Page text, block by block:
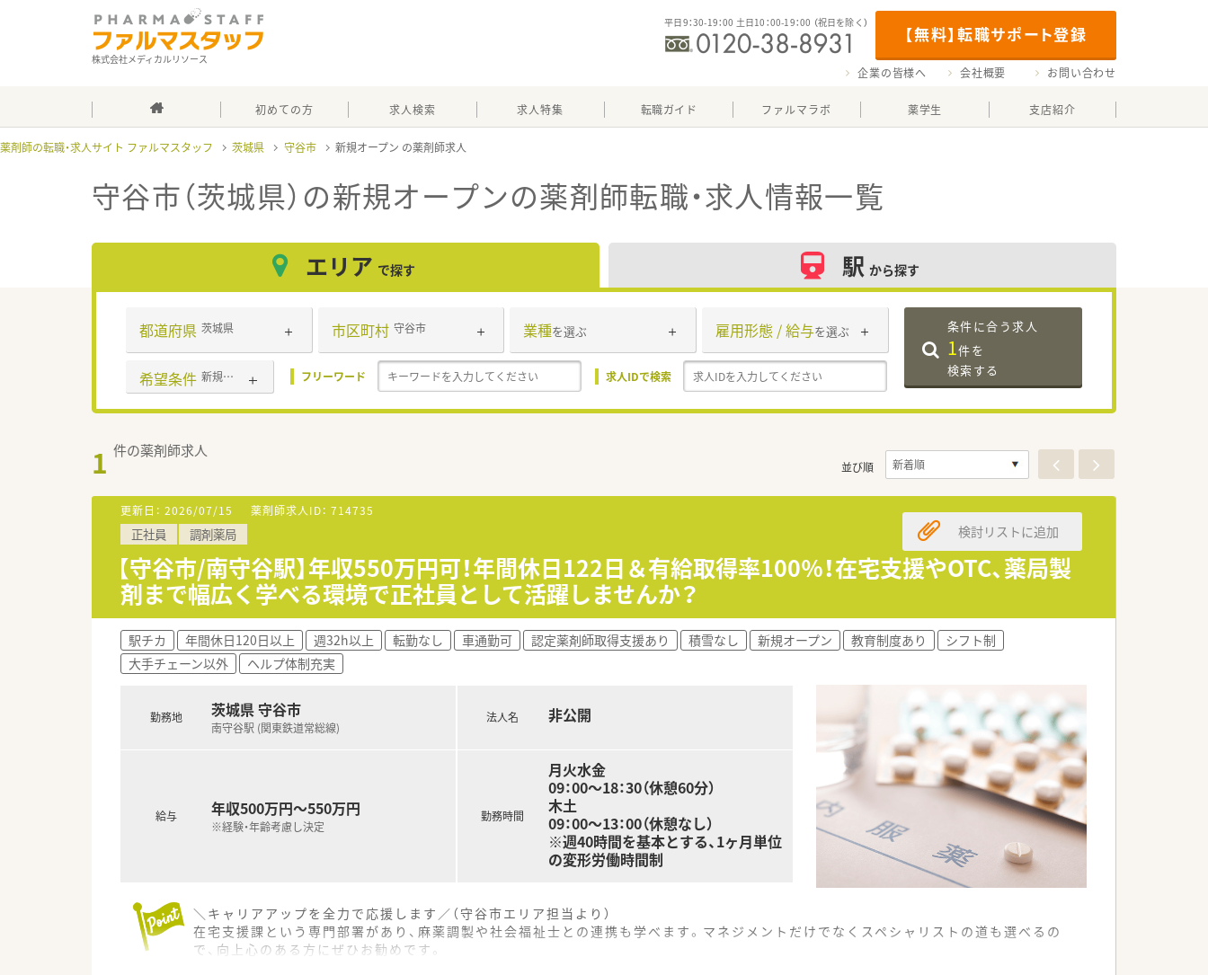
株式会社メディカルリソース
【無料】転職サポート登録
平日9：30-19：00 土日10：00-19：00 （祝日を除く）
企業の皆様へ 会社概要 お問い合わせ
初めての方 求人検索 求人特集 転職ガイド ファルマラボ 薬学生 支店紹介
薬剤師の転職・求人サイト ファルマスタッフ 茨城県 守谷市 新規オープン
守谷市（茨城県）の新規オープンの薬剤師転職・求人情報一覧
エリア で探す 駅 から探す
都道府県 茨城県 市区町村 守谷市 業種を選ぶ 雇用形態 / 給与を選ぶ
希望条件 新規オープン フリーワード 求人IDで検索
条件に合う求人
1件を
検索する
1 件の薬剤師求人
並び順
更新日： 2026/07/15 薬剤師求人ID： 714735
正社員 調剤薬局
【守谷市/南守谷駅】年収550万円可！年間休日122日＆有給取得率100％！在宅支援やOTC、薬局製
剤まで幅広く学べる環境で正社員として活躍しませんか？
検討リストに追加
駅チカ 年間休日120日以上 週32h以上 転勤なし 車通勤可 認定薬剤師取得支援あり 積雪なし 新規オープン 教育制度あり
シフト制
大手チェーン以外
ヘルプ体制充実
勤務地 茨城県 守谷市
南守谷駅 (関東鉄道常総線)
給与 年収500万円～550万円
※経験・年齢考慮し決定
法人名 非公開
勤務時間
月火水金
09：00～18：30（休憩60分）
木土
09：00～13：00（休憩なし）
※週40時間を基本とする、1ヶ月単位
の変形労働時間制
＼キャリアアップを全力で応援します／（守谷市エリア担当より）
在宅支援課という専門部署があり、麻薬調製や社会福祉士との連携も学べます。マネジメントだけでなくスペシャリストの道も選べるの
で、向上心のある方にぜひお勧めです。